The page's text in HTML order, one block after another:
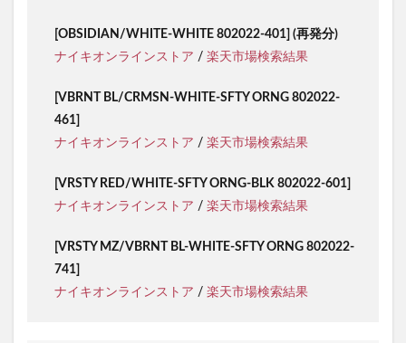
[OBSIDIAN/WHITE-WHITE 802022-401] (再発分)
ナイキオンラインストア / 楽天市場検索結果
[VBRNT BL/CRMSN-WHITE-SFTY ORNG 802022-
461]
ナイキオンラインストア / 楽天市場検索結果
[VRSTY RED/WHITE-SFTY ORNG-BLK 802022-601]
ナイキオンラインストア / 楽天市場検索結果
[VRSTY MZ/VBRNT BL-WHITE-SFTY ORNG 802022-
741]
ナイキオンラインストア / 楽天市場検索結果